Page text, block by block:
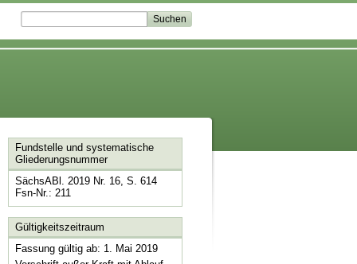
Fundstelle und systematische
Gliederungsnummer
SächsABl. 2019 Nr. 16, S. 614
Fsn-Nr.: 211
Gültigkeitszeitraum
Fassung gültig ab: 1. Mai 2019